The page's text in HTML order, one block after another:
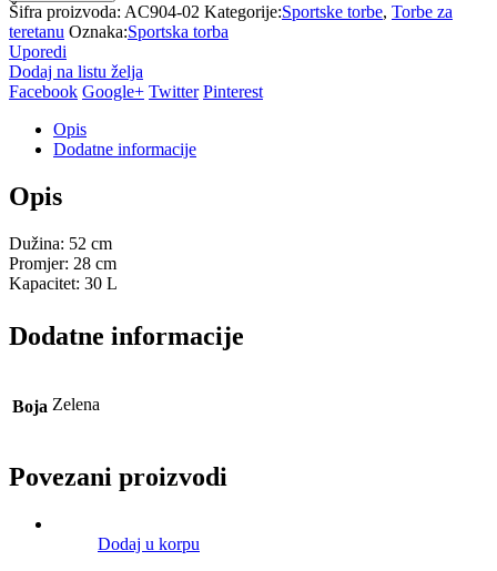
Šifra proizvoda: AC904-02 Kategorije:Sportske torbe, Torbe za
teretanu Oznaka:Sportska torba
Uporedi
Dodaj na listu želja
Facebook Google+ Twitter Pinterest
Opis
Dodatne informacije
Opis
Dužina: 52 cm
Promjer: 28 cm
Kapacitet: 30 L
Dodatne informacije
Boja Zelena
Povezani proizvodi
Dodaj u korpu